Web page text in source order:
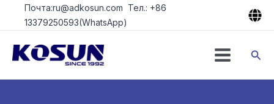
ПерейтиПочта:ru@adkosun.com Тел.: +86
13379250593(WhatsApp)